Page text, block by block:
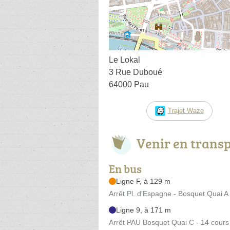
Le Lokal
3 Rue Duboué
64000 Pau
Trajet Waze
Venir en
En bus
Ligne F, à 129 m
Arrêt Pl. d'Espagne - Bosquet Quai
Ligne 9, à 171 m
Arrêt PAU Bosquet Quai C - 14